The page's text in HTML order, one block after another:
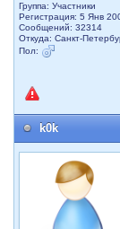
Группа: Участники
Регистрация: 5 Янв
Сообщений: 32314
Откуда: Санкт-
Пол:
k0k